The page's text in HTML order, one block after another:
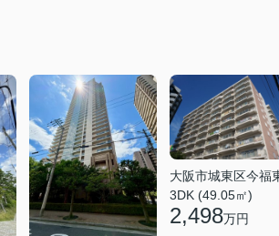
大阪市城東区今福
3DK (49.05㎡)
2,498万円